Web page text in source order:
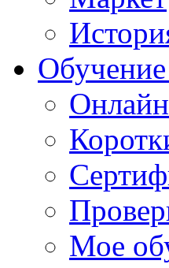
Мое